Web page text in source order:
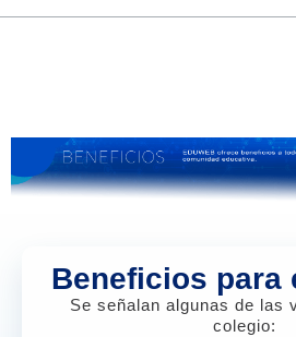
28 Jun, 2019
Beneficios para
Se señalan algunas de las
colegio: